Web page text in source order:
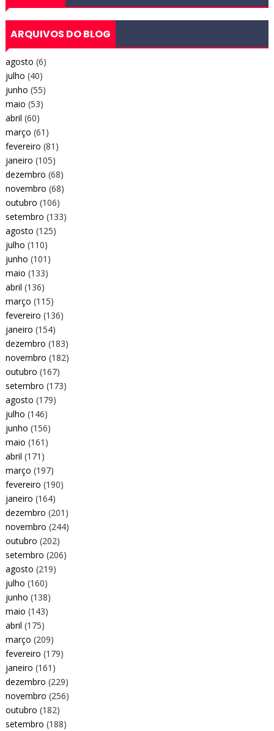
ARQUIVOS DO BLOG
agosto (6)
julho (40)
junho (55)
maio (53)
abril (60)
março (61)
fevereiro (81)
janeiro (105)
dezembro (68)
novembro (68)
outubro (106)
setembro (133)
agosto (125)
julho (110)
junho (101)
maio (133)
abril (136)
março (115)
fevereiro (136)
janeiro (154)
dezembro (183)
novembro (182)
outubro (167)
setembro (173)
agosto (179)
julho (146)
junho (156)
maio (161)
abril (171)
março (197)
fevereiro (190)
janeiro (164)
dezembro (201)
novembro (244)
outubro (202)
setembro (206)
agosto (219)
julho (160)
junho (138)
maio (143)
abril (175)
março (209)
fevereiro (179)
janeiro (161)
dezembro (229)
novembro (256)
outubro (182)
setembro (188)